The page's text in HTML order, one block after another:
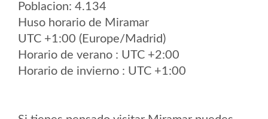
Poblacion: 4.134
Huso horario de Miramar
UTC +1:00 (Europe/Madrid)
Horario de verano : UTC +2:00
Horario de invierno : UTC +1:00